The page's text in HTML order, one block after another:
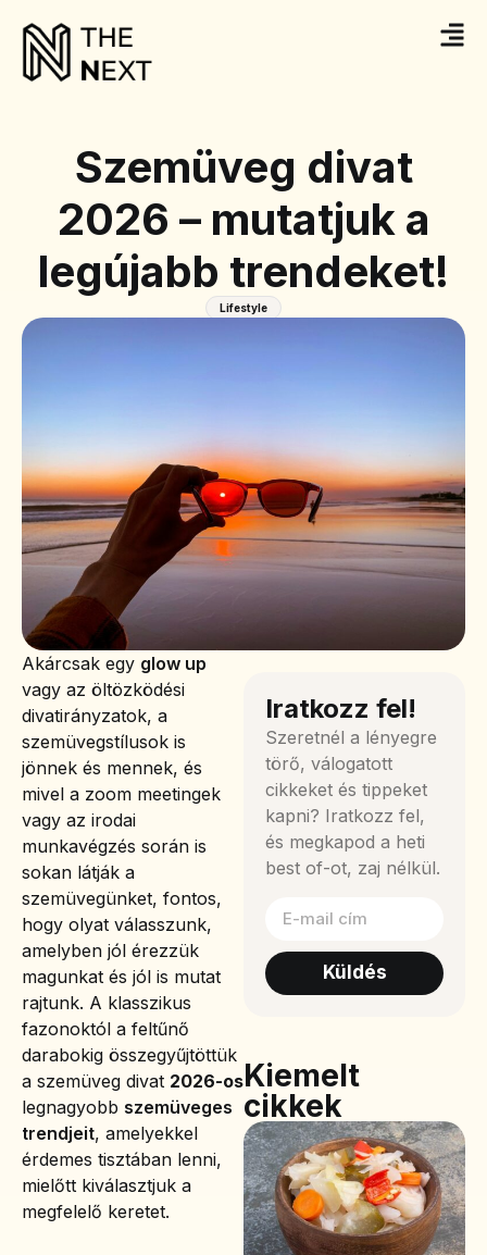
Szemüveg divat
2026 – mutatjuk a
legújabb trendeket!
Lifestyle
Akárcsak egy glow up
vagy az öltözködési
divatirányzatok, a
szemüvegstílusok is
jönnek és mennek, és
mivel a zoom meetingek
vagy az irodai
munkavégzés során is
sokan látják a
szemüvegünket, fontos,
hogy olyat válasszunk,
amelyben jól érezzük
magunkat és jól is mutat
rajtunk. A klasszikus
fazonoktól a feltűnő
darabokig összegyűjtöttük
a szemüveg divat 2026-os
legnagyobb szemüveges
trendjeit, amelyekkel
érdemes tisztában lenni,
mielőtt kiválasztjuk a
megfelelő keretet.
Iratkozz fel!
Szeretnél a lényegre
törő, válogatott
cikkeket és tippeket
kapni? Iratkozz fel,
és megkapod a heti
best of-ot, zaj nélkül.
Küldés
Kiemelt
cikkek